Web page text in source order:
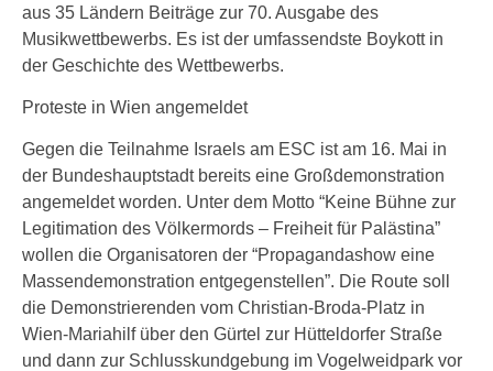
aus 35 Ländern Beiträge zur 70. Ausgabe des
Musikwettbewerbs. Es ist der umfassendste Boykott in
der Geschichte des Wettbewerbs.
Proteste in Wien angemeldet
Gegen die Teilnahme Israels am ESC ist am 16. Mai in
der Bundeshauptstadt bereits eine Großdemonstration
angemeldet worden. Unter dem Motto “Keine Bühne zur
Legitimation des Völkermords – Freiheit für Palästina”
wollen die Organisatoren der “Propagandashow eine
Massendemonstration entgegenstellen”. Die Route soll
die Demonstrierenden vom Christian-Broda-Platz in
Wien-Mariahilf über den Gürtel zur Hütteldorfer Straße
und dann zur Schlusskundgebung im Vogelweidpark vor